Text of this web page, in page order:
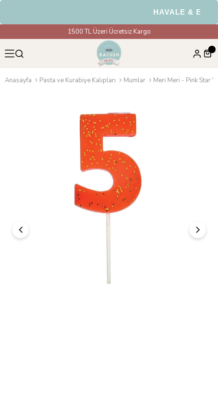
HAVALE & EFT
1500 TL Üzeri Ücretsiz Kargo
Anasayfa Pasta ve Kurabiye Kalıpları Mumlar Meri Meri - Pink Star